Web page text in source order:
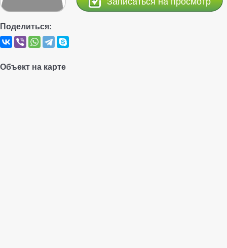
Поделиться:
Объект на карте